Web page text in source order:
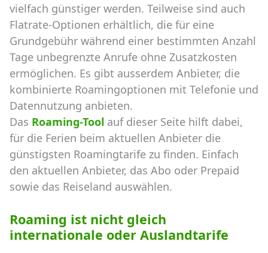
vielfach günstiger werden. Teilweise sind auch
Flatrate-Optionen erhältlich, die für eine
Grundgebühr während einer bestimmten Anzahl
Tage unbegrenzte Anrufe ohne Zusatzkosten
ermöglichen. Es gibt ausserdem Anbieter, die
kombinierte Roamingoptionen mit Telefonie und
Datennutzung anbieten.
Das Roaming-Tool auf dieser Seite hilft dabei,
für die Ferien beim aktuellen Anbieter die
günstigsten Roamingtarife zu finden. Einfach
den aktuellen Anbieter, das Abo oder Prepaid
sowie das Reiseland auswählen.
Roaming ist nicht gleich
internationale oder Auslandtarife